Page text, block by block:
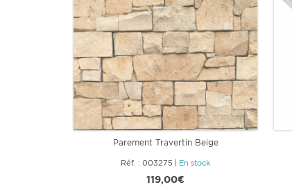
Parement Travertin Beige
Réf. : 003275 En stock
119,00€